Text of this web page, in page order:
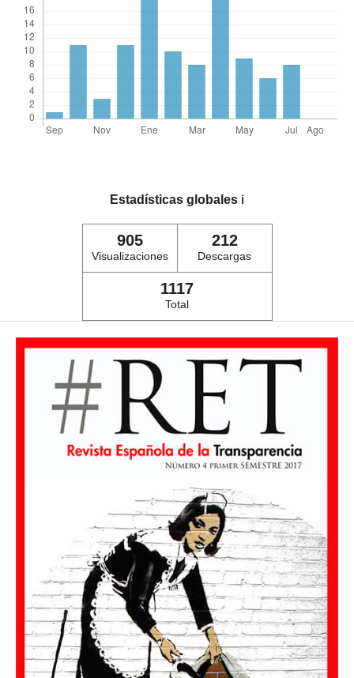
Estadísticas globales ℹ️
905
Visualizaciones
212
Descargas
1117
Total